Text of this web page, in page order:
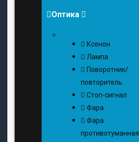
Оптика
Ксенон
Лампа
Поворотник/
повторитель
Стоп-сигнал
Фара
Фара
противотуманная